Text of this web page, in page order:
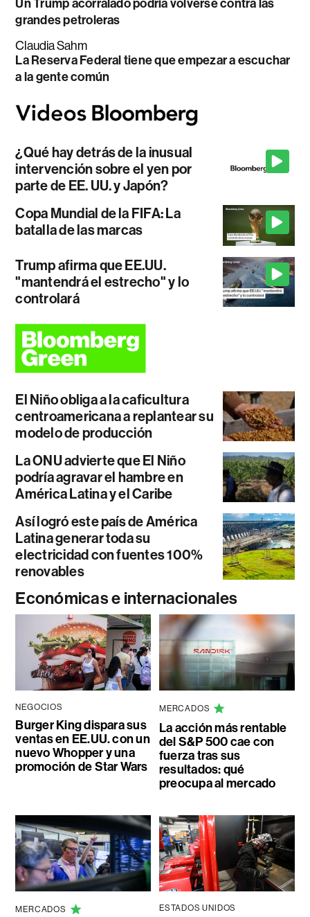
Un Trump acorralado podría volverse contra las
grandes petroleras
Claudia Sahm
La Reserva Federal tiene que empezar a escuchar
a la gente común
¿Qué hay detrás de la inusual
intervención sobre el yen por
parte de EE. UU. y Japón?
Copa Mundial de la FIFA: La
batalla de las marcas
Trump afirma que EE.UU.
"mantendrá el estrecho" y lo
controlará
El Niño obliga a la caficultura
centroamericana a replantear su
modelo de producción
La ONU advierte que El Niño
podría agravar el hambre en
América Latina y el Caribe
Así logró este país de América
Latina generar toda su
electricidad con fuentes 100%
renovables
Económicas e internacionales
NEGOCIOS
Burger King dispara sus
ventas en EE.UU. con un
nuevo Whopper y una
promoción de Star Wars
MERCADOS
La acción más rentable
del S&P 500 cae con
fuerza tras sus
resultados: qué
preocupa al mercado
MERCADOS ESTADOS UNIDOS